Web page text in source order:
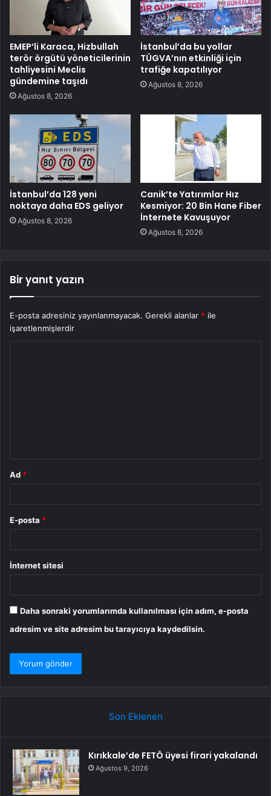
EMEP’li Karaca, Hizbullah
terör örgütü yöneticilerinin
tahliyesini Meclis
gündemine taşıdı
Ağustos 8, 2026
İstanbul’da bu yollar
TÜGVA’nın etkinliği için
trafiğe kapatılıyor
Ağustos 8, 2026
İstanbul’da 128 yeni
noktaya daha EDS geliyor
Ağustos 8, 2026
Canik’te Yatırımlar Hız
Kesmiyor: 20 Bin Hane Fiber
İnternete Kavuşuyor
Ağustos 8, 2026
Bir yanıt yazın
E-posta adresiniz yayınlanmayacak. Gerekli alanlar * ile
işaretlenmişlerdir
Ad *
E-posta *
İnternet sitesi
Daha sonraki yorumlarımda kullanılması için adım, e-posta
adresim ve site adresim bu tarayıcıya kaydedilsin.
Son Eklenen
Kırıkkale’de FETÖ üyesi firari yakalandı
Ağustos 9, 2026